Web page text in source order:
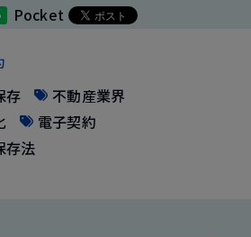
Pocket
存
不動産業界
電子契約
存法